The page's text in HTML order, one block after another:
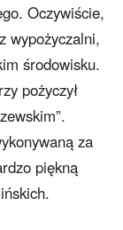
Oczywiście,
wypożyczalni,
środowisku.
pożyczył
za
piękną